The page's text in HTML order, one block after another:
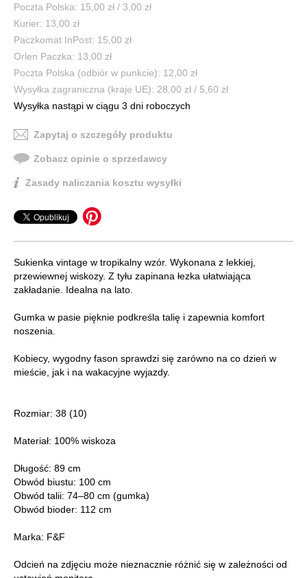
Poczta Polska: 15,00 zł / 3,00 zł
Kurier: 13,00 zł
Paczkomat InPost: 15,00 zł
Orlen Paczka: 13,00 zł
Poczta Polska (odbiór w punkcie): 12,00 zł
Wysyłka zagraniczna (kraje UE): 28,00 zł / 5,60 zł
Wysyłka nastąpi w ciągu 3 dni roboczych
Zapytaj o szczegóły produktu
Zobacz opinie o sprzedawcy
Zasady naliczania kosztu wysyłki
Sukienka vintage w tropikalny wzór. Wykonana z lekkiej,
przewiewnej wiskozy. Z tyłu zapinana łezka ułatwiająca
zakładanie. Idealna na lato.
Gumka w pasie pięknie podkreśla talię i zapewnia komfort
noszenia.
Kobiecy, wygodny fason sprawdzi się zarówno na co dzień w
mieście, jak i na wakacyjne wyjazdy.
Rozmiar: 38 (10)
Materiał: 100% wiskoza
Długość: 89 cm
Obwód biustu: 100 cm
Obwód talii: 74–80 cm (gumka)
Obwód bioder: 112 cm
Marka: F&F
Odcień na zdjęciu może nieznacznie różnić się w zależności od